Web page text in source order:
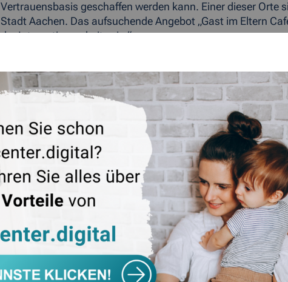
Vertrauensbasis geschaffen werden kann. Einer dieser Orte
Stadt Aachen. Das aufsuchende Angebot „Gast im Eltern
der Integrationsarbeit sein.“
Annette Tiltmann, Stadt Aachen: „Wir wollen, dass Eltern
Deshalb kooperieren das Jobcenter und der Fachbereich
Aachen die kommunale Präventionskette aufgebaut wird.
ZURÜCK